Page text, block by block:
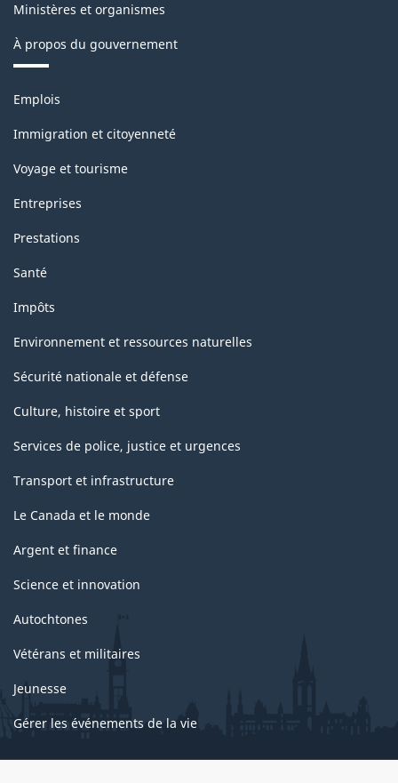
(IPPI)
-
de
la
classification
Ministères et organismes
À propos du gouvernement
Thèmes
sujets
Emplois
Immigration et citoyenneté
Voyage et tourisme
Entreprises
Prestations
Santé
Impôts
Environnement et ressources naturelles
Sécurité nationale et défense
Culture, histoire et sport
Services de police, justice et urgences
Transport et infrastructure
Le Canada et le monde
Argent et finance
Science et innovation
Autochtones
Vétérans et militaires
Jeunesse
Gérer les événements de la vie